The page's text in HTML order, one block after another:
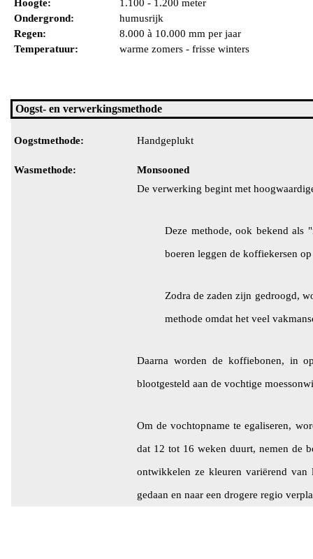
Hoogte:
1.100 - 1.200 meter
Ondergrond:
humusrijk
Regen:
8.000 à 10.000 mm per jaar
Temperatuur:
warme zomers - frisse winters
Oogst- en verwerkingsmethode
Oogstmethode: Handgeplukt
Wasmethode:
Monsooned
De verwerking begint met
Deze methode, ook bekend als
boeren leggen de koffiekersen
Zodra de zaden zijn gedroogd,
methode omdat het veel
Daarna worden de koffiebonen, in
blootgesteld aan de vochtige
Om de vochtopname te egaliseren,
dat 12 tot 16 weken duurt, nemen de
ontwikkelen ze kleuren variërend
gedaan en naar een drogere regio